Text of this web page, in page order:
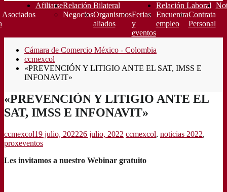
Asociados
AfiliarseRelación Bilateral
NegociosOrganismos
aliados
Ferias
y
eventos
Relación Laboral
Encuentra
empleo
Contrata
Personal
Cámara de Comercio México - Colombia
ccmexcol
«PREVENCIÓN Y LITIGIO ANTE EL SAT, IMSS E
INFONAVIT»
«PREVENCIÓN Y LITIGIO ANTE EL
SAT, IMSS E INFONAVIT»
ccmexcol19 julio, 202226 julio, 2022 ccmexcol, noticias 2022,
proxeventos
Les invitamos a nuestro Webinar gratuito